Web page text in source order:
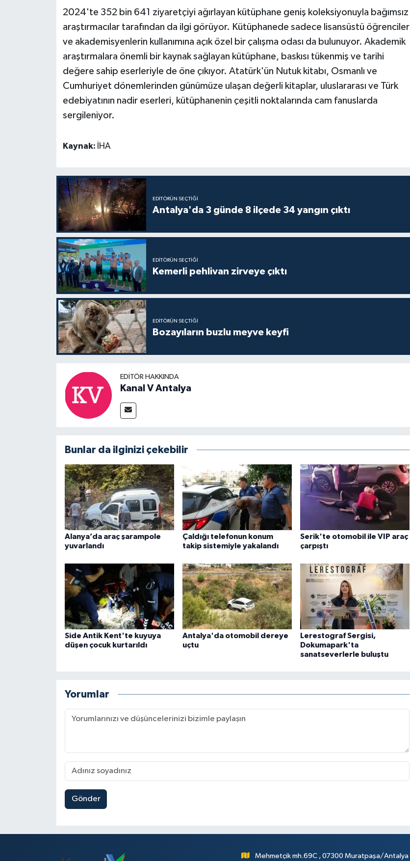
2024'te 352 bin 641 ziyaretçiyi ağırlayan kütüphane geniş koleksiyonuyla bağımsız
araştırmacılar tarafından da ilgi görüyor. Kütüphanede sadece lisansüstü öğrenciler
ve akademisyenlerin kullanımına açık özel bir çalışma odası da bulunuyor. Akademik
araştırmalara önemli bir kaynak sağlayan kütüphane, baskısı tükenmiş ve tarihi
değere sahip eserleriyle de öne çıkıyor. Atatürk'ün Nutuk kitabı, Osmanlı ve
Cumhuriyet dönemlerinden günümüze ulaşan değerli kitaplar, uluslararası ve Türk
edebiyatının nadir eserleri, kütüphanenin çeşitli noktalarında cam fanuslarda
sergileniyor.
Kaynak: İHA
EDITÖRÜN SEÇTIĞI
Antalya'da 3 günde 8 ilçede 34 yangın çıktı
EDITÖRÜN SEÇTIĞI
Kemerli pehlivan zirveye çıktı
EDITÖRÜN SEÇTIĞI
Bozayıların buzlu meyve keyfi
EDITÖR HAKKINDA
Kanal V Antalya
Bunlar da ilginizi çekebilir
Alanya’da araç şarampole
yuvarlandı
Çaldığı telefonun konum
takip sistemiyle yakalandı
Serik'te otomobil ile VIP araç
çarpıştı
Side Antik Kent'te kuyuya
düşen çocuk kurtarıldı
Antalya'da otomobil dereye
uçtu
Lerestograf Sergisi,
Dokumapark'ta
sanatseverlerle buluştu
Yorumlar
Gönder
Mehmetçik mh.69C , 07300 Muratpaşa/Antalya